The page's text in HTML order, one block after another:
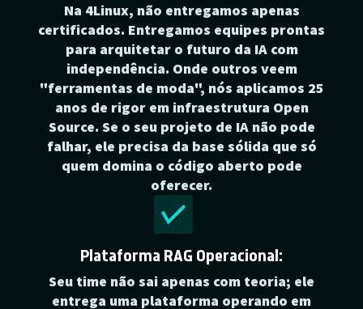
Na 4Linux, não entregamos apenas
certificados. Entregamos equipes prontas
para arquitetar o futuro da IA com
independência. Onde outros veem
"ferramentas de moda", nós aplicamos 25
anos de rigor em infraestrutura Open
Source. Se o seu projeto de IA não pode
falhar, ele precisa da base sólida que só
quem domina o código aberto pode
oferecer.
Plataforma RAG Operacional:
Seu time não sai apenas com teoria; ele
entrega uma plataforma operando em